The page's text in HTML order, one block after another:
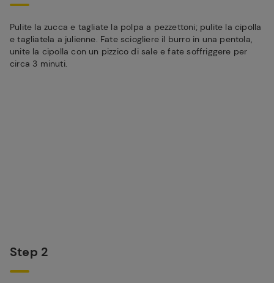
Pulite la zucca e tagliate la polpa a pezzettoni; pulite la cipolla
e tagliatela a julienne. Fate sciogliere il burro in una pentola,
unite la cipolla con un pizzico di sale e fate soffriggere per
circa 3 minuti.
Step 2